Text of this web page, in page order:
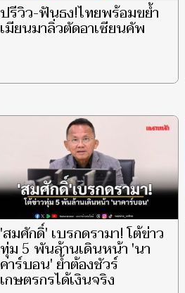
ปรีวิว-ฟันธง!ไทยพร้อมขย้ำ
เมียนมาลิ่วตัดอาเซียนคัพ
'สมศักดิ์' เบรกดรามา! โต้ข่าว
ทุ่ม 5 พันล้านเดินหน้า 'นา
คาร์บอน' ย้ำต้องชัวร์
เกษตรกรได้เงินจริง